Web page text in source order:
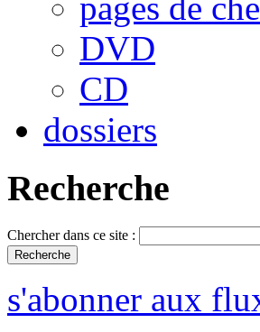
pages de
DVD
CD
dossiers
Recherche
Chercher dans ce site :
s'abonner aux